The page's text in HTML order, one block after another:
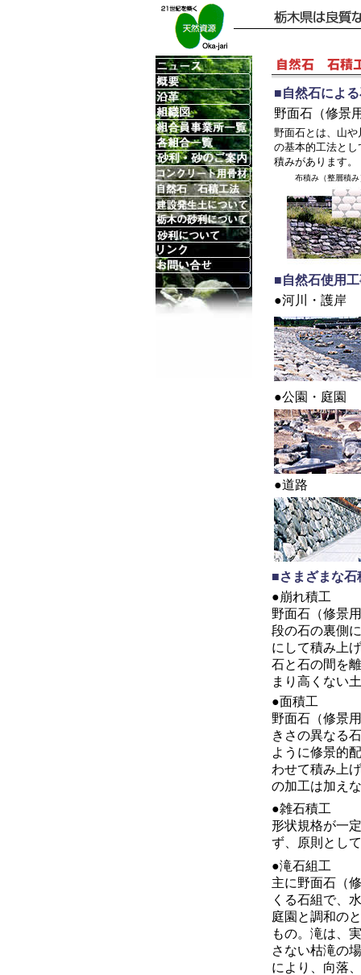
■自然石によ
野面石（修景
野面石とは、山
の基本的工法と
積みがあります。
布積み（整層積み
■自然石使用
●河川・護岸
●公園・庭園
●道路
■さまざまな石
●崩れ積工
野面石（修景
段の石の裏側
にして積み上
石と石の間を
まり高くない
●面積工
野面石（修景
きさの異なる
ように修景的
わせて積み上
の加工は加え
●雑石積工
形状規格が一
ず、原則とし
●滝石組工
主に野面石（
くる石組で、
庭園と調和の
もの。滝は、
さない枯滝の
により、向落